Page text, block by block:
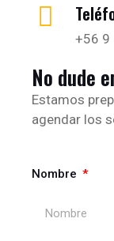
+56 9
No dude
Estamos
agendar los
Nombre